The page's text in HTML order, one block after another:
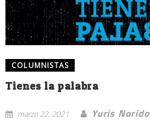
COLUMNISTAS
Tienes la palabra
marzo 22, 2021 Yuris Norido